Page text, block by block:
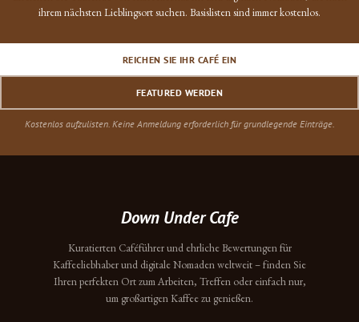
ihrem nächsten Lieblingsort suchen. Basislisten sind immer kostenlos.
REICHEN SIE IHR CAFÉ EIN
FEATURED WERDEN
Kostenlos aufzulisten. Keine Anmeldung erforderlich für grundlegende Einträge.
Down Under Cafe
Kuratierten Caféführer und ehrliche Bewertungen für
Kaffeeliebhaber und digitale Nomaden weltweit – finden Sie
Ihren perfekten Ort zum Arbeiten, Treffen oder einfach nur,
um großartigen Kaffee zu genießen.